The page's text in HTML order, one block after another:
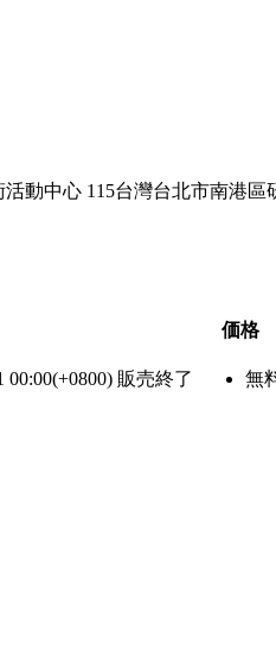
動中心 115台灣台北市南港區
価格
00:00(+0800) 販売終了 無